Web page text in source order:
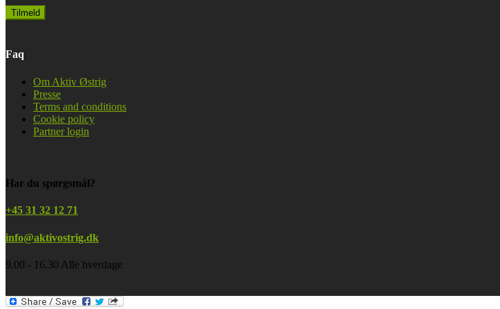
Faq
Om Aktiv Østrig
Presse
Terms and conditions
Cookie policy
Partner login
Har du spørgsmål?
+45 31 32 12 71
info@aktivostrig.dk
9.00 - 16.30 Alle hverdage